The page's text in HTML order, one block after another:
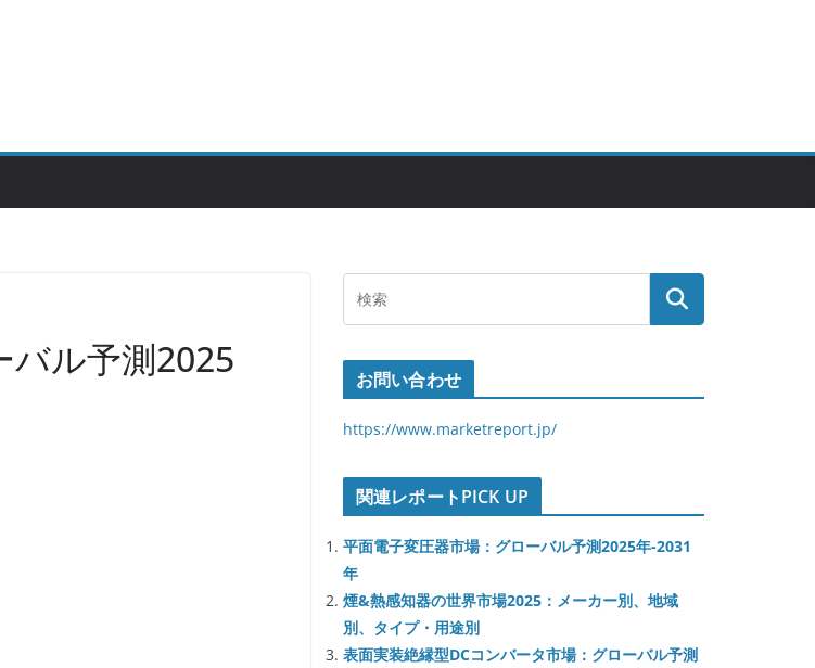
バル予測2025
お問い合わせ
https://www.marketreport.jp/
関連レポートPICK UP
平面電子変圧器市場：グローバル予測2025年-2031
年
煙&熱感知器の世界市場2025：メーカー別、地域
別、タイプ・用途別
表面実装絶縁型DCコンバータ市場：グローバル予測